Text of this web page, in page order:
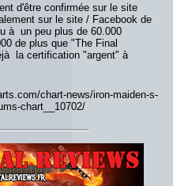
d'être confirmée sur le site
sur le site / Facebook de
à un peu plus de 60.000
de plus que "The Final
la certification "argent" à
chart-news/iron-maiden-s-
chart__10702/